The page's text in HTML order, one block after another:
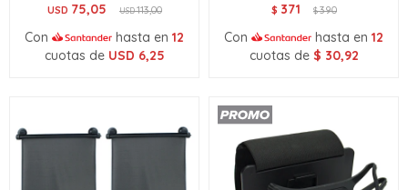
USD 75,05 USD113,00
Con hasta en 12
cuotas de USD 6,25
$ 371 $390
Con hasta en 12
cuotas de $ 30,92